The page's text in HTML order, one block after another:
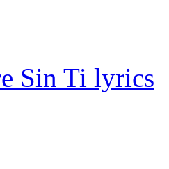
Sin Ti lyrics